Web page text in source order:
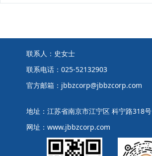
联系人：史女士
联系电话：025-52132903
官方邮箱：jbbzcorp@jbbzcorp.com
地址：江苏省南京市江宁区 科宁路318号
网址：www.jbbzcorp.com